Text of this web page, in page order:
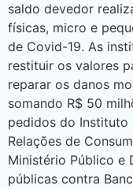
saldo devedor
físicas, micro e
de Covid-19. As
restituir os valores
reparar os danos
somando R$ 50
pedidos do Instituto
Relações de
Ministério Público e
públicas contra